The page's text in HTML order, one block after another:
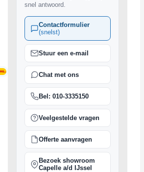
vanaf €150
snel antwoord.
Contactformulier
(snelst)
Stuur een e-mail
Chat met ons
Bel: 010-3335150
Veelgestelde vragen
Offerte aanvragen
Bezoek showroom
Capelle a/d IJssel